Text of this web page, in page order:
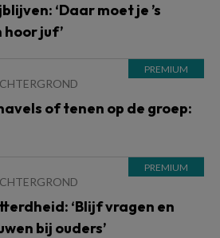
‘Daar moet je ’s
juf’
of tenen op de groep:
‘Blijf vragen en
bij ouders’